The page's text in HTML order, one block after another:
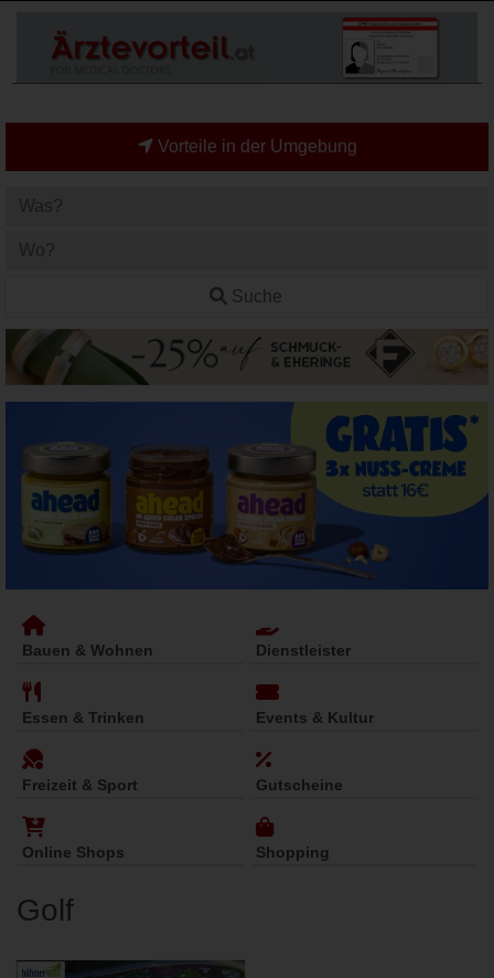
Vorteile in der Umgebung
Suche
Bauen & Wohnen Dienstleister
Essen & Trinken Events & Kultur
Freizeit & Sport Gutscheine
Online Shops Shopping
Golf